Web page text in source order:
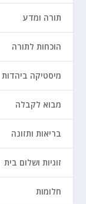
תורה ומדע
הוכחות לתורה
מיסטיקה ביהדות
מבוא לקבלה
בריאות ותזונה
זוגיות ושלום בית
חלומות